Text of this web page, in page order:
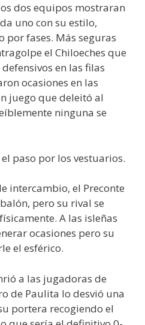
dos equipos mostraran
uno con su estilo,
fases. Más seguras
el Chiloeches que
en las filas
ocasiones en las
juego que deleitó al
ninguna se
paso por los vestuarios.
intercambio, el Preconte
pero su rival se
A las isleñas
ocasiones pero su
el esférico.
a las jugadoras de
de Paulita lo desvió una
portera recogiendo el